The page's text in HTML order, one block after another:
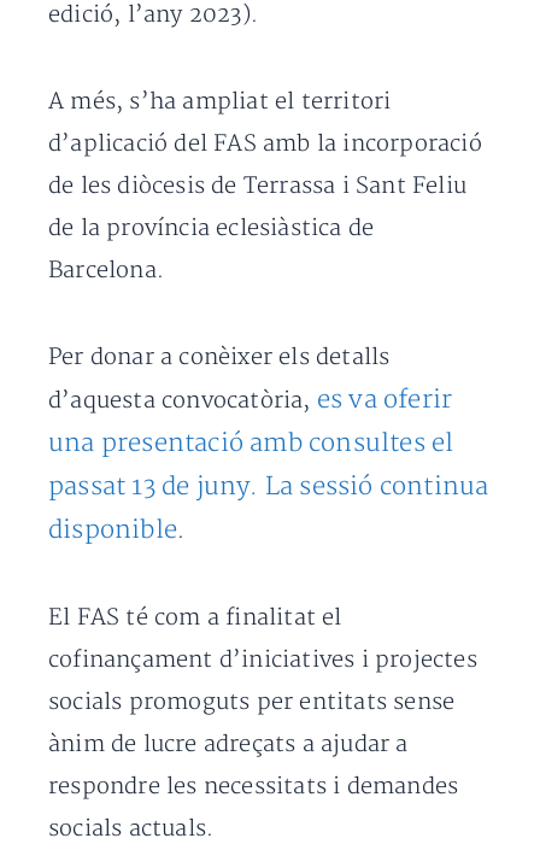
edició, l’any 2023).
A més, s’ha ampliat el territori
d’aplicació del FAS amb la incorporació
de les diòcesis de Terrassa i Sant Feliu
de la província eclesiàstica de
Barcelona.
Per donar a conèixer els detalls
d’aquesta convocatòria, es va oferir
una presentació amb consultes el
passat 13 de juny. La sessió continua
disponible.
El FAS té com a finalitat el
cofinançament d’iniciatives i projectes
socials promoguts per entitats sense
ànim de lucre adreçats a ajudar a
respondre les necessitats i demandes
socials actuals.